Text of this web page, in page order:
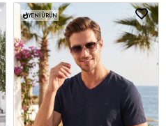
YENI ÜRÜN